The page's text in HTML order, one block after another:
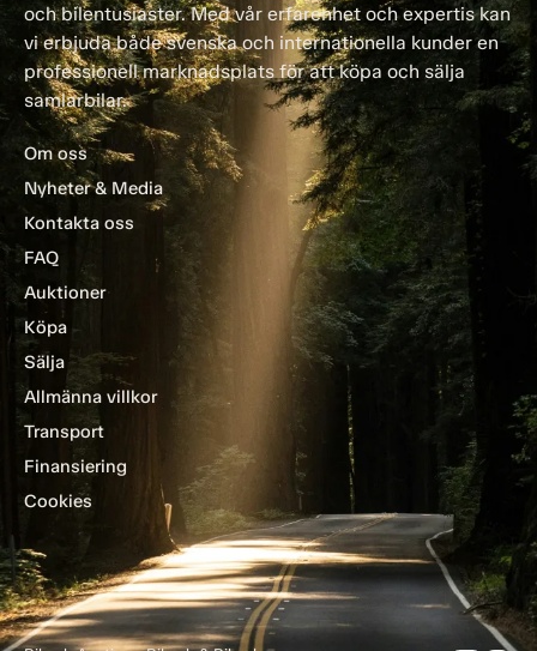
och bilentusiaster. Med vår erfarenhet och expertis kan
vi erbjuda både svenska och internationella kunder en
professionell marknadsplats för att köpa och sälja
samlarbilar.
Om oss
Nyheter & Media
Kontakta oss
FAQ
Auktioner
Köpa
Sälja
Allmänna villkor
Transport
Finansiering
Cookies